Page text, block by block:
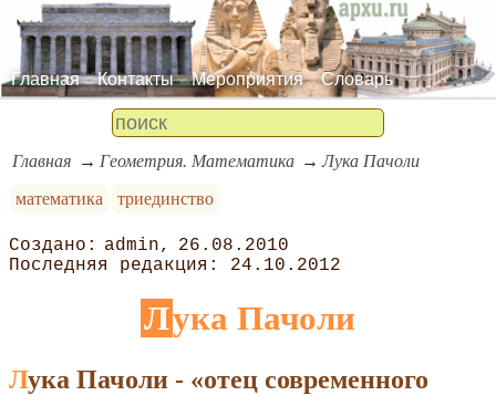
Главная Контакты Мероприятия Словарь
Главная Геометрия. Математика
Лука Пачоли
математика
триединство
admin
26.08.2010
24.10.2012
Лука Пачоли
Лука Пачоли - «отец современного